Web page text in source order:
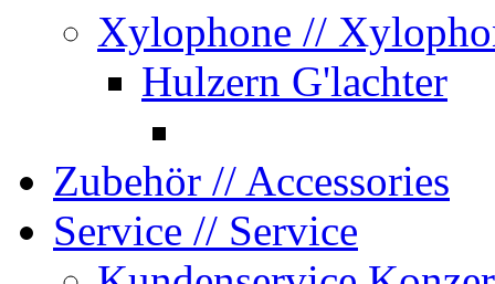
Xylophone //
Hulzern G'lachter
Zubehör // Accessories
Service // Service